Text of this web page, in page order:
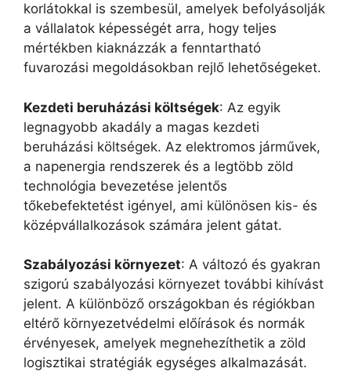
korlátokkal is szembesül, amelyek befolyásolják
a vállalatok képességét arra, hogy teljes
mértékben kiaknázzák a fenntartható
fuvarozási megoldásokban rejlő lehetőségeket.
Kezdeti beruházási költségek: Az egyik
legnagyobb akadály a magas kezdeti
beruházási költségek. Az elektromos járművek,
a napenergia rendszerek és a legtöbb zöld
technológia bevezetése jelentős
tőkebefektetést igényel, ami különösen kis- és
középvállalkozások számára jelent gátat.
Szabályozási környezet: A változó és gyakran
szigorú szabályozási környezet további kihívást
jelent. A különböző országokban és régiókban
eltérő környezetvédelmi előírások és normák
érvényesek, amelyek megnehezíthetik a zöld
logisztikai stratégiák egységes alkalmazását.